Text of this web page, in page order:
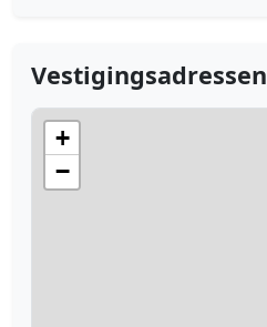
Vestigingsadressen
+
−